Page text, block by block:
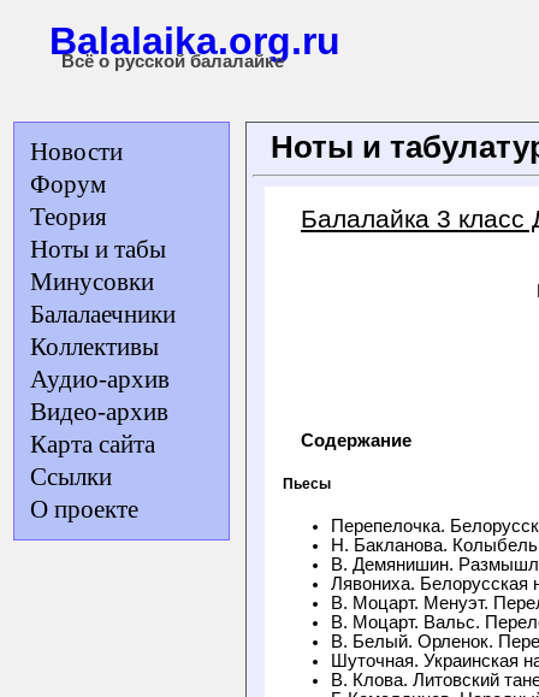
Balalaika.org.ru
Всё о русской балалайке
Новости
Форум
Теория
Ноты и табы
Минусовки
Балалаечники
Коллективы
Аудио-архив
Видео-архив
Карта сайта
Ссылки
О проекте
Ноты и
Балалайка 3
Содержание
Пьесы
Перепелочка.
Н. Бакланова.
В. Демянишин.
Лявониха.
В. Моцарт. Менуэт.
В. Моцарт. Вальс.
В. Белый. Орленок.
Шуточная. Украинская
В. Клова. Литовский